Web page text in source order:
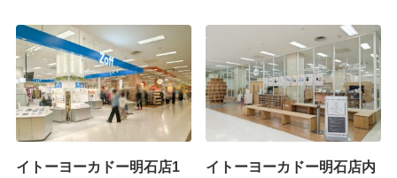
イトーヨーカドー明石店1
イトーヨーカドー明石店内